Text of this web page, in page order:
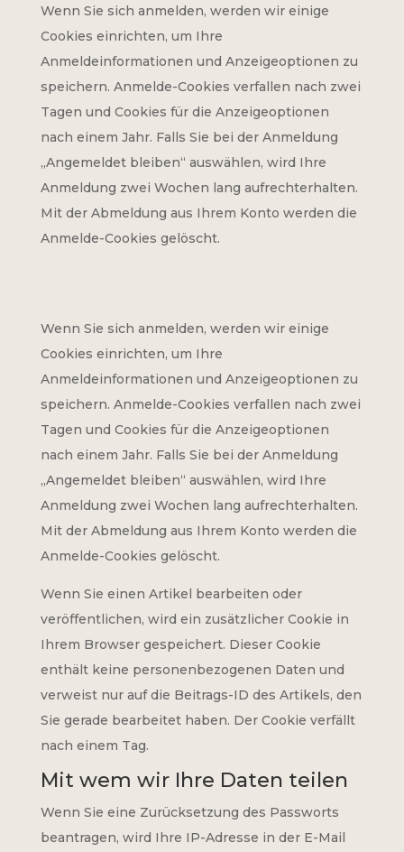
Wenn Sie sich anmelden, werden wir einige
Cookies einrichten, um Ihre
Anmeldeinformationen und Anzeigeoptionen zu
speichern. Anmelde-Cookies verfallen nach zwei
Tagen und Cookies für die Anzeigeoptionen
nach einem Jahr. Falls Sie bei der Anmeldung
„Angemeldet bleiben“ auswählen, wird Ihre
Anmeldung zwei Wochen lang aufrechterhalten.
Mit der Abmeldung aus Ihrem Konto werden die
Anmelde-Cookies gelöscht.
Wenn Sie sich anmelden, werden wir einige
Cookies einrichten, um Ihre
Anmeldeinformationen und Anzeigeoptionen zu
speichern. Anmelde-Cookies verfallen nach zwei
Tagen und Cookies für die Anzeigeoptionen
nach einem Jahr. Falls Sie bei der Anmeldung
„Angemeldet bleiben“ auswählen, wird Ihre
Anmeldung zwei Wochen lang aufrechterhalten.
Mit der Abmeldung aus Ihrem Konto werden die
Anmelde-Cookies gelöscht.
Wenn Sie einen Artikel bearbeiten oder
veröffentlichen, wird ein zusätzlicher Cookie in
Ihrem Browser gespeichert. Dieser Cookie
enthält keine personenbezogenen Daten und
verweist nur auf die Beitrags-ID des Artikels, den
Sie gerade bearbeitet haben. Der Cookie verfällt
nach einem Tag.
Mit wem wir Ihre Daten teilen
Wenn Sie eine Zurücksetzung des Passworts
beantragen, wird Ihre IP-Adresse in der E-Mail